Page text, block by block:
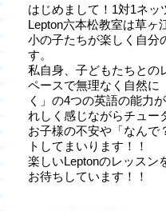
はじめまして！1対1ネッ
Lepton六本松教室は草ヶ
小の子たちが楽しく自分
す。
私自身、子どもたちとの
ペースで無理なく自然に
く」の4つの英語の能力
れしく感じながらチュー
お子様の不安や「なんで
トしてまいります！！
楽しいLeptonのレッスン
お待ちしています！！